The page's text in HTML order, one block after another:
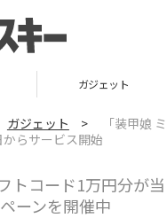
ガジェット
ガジェット >
「装甲娘
らサービス開始
トコード1万円分が
ーンを開催中